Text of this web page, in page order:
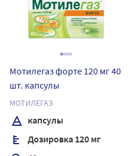
Мотилегаз форте 120 мг 40
шт. капсулы
МОТИЛЕГАЗ
капсулы
Дозировка 120 мг